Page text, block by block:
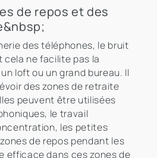
de repos et des
des téléphones, le bruit
ne facilite pas la
loft ou un grand bureau. Il
des zones de retraite
peuvent être utilisées
le travail
les petites
de repos pendant les
efficace dans ces zones de